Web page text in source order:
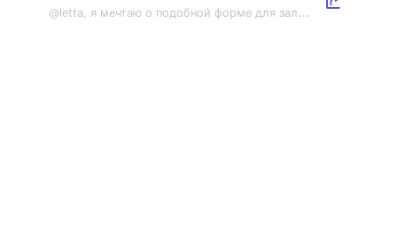
@
letta, я мечтаю о подобной форме для зала 😂